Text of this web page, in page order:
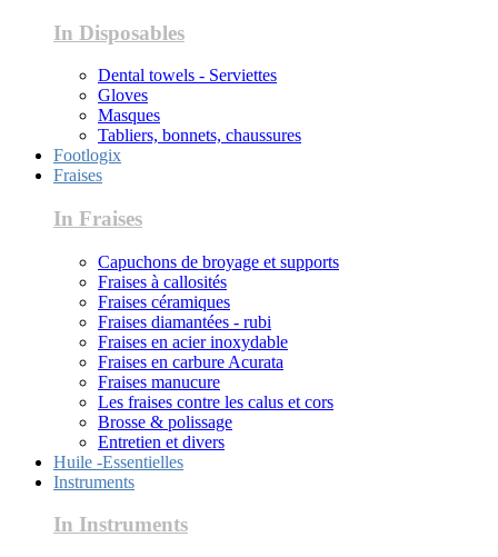
In Disposables
Dental towels - Serviettes
Gloves
Masques
Tabliers, bonnets, chaussures
Footlogix
Fraises
In Fraises
Capuchons de broyage et supports
Fraises à callosités
Fraises céramiques
Fraises diamantées - rubi
Fraises en acier inoxydable
Fraises en carbure Acurata
Fraises manucure
Les fraises contre les calus et cors
Brosse & polissage
Entretien et divers
Huile -Essentielles
Instruments
In Instruments